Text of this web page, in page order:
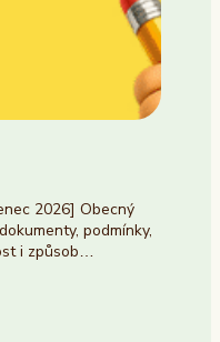
2026] Obecný
podmínky,
i způsob…